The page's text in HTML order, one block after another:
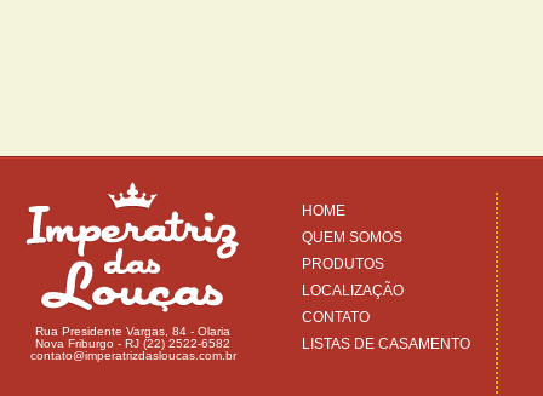
Rua Presidente Vargas, 84 - Olaria
Nova Friburgo - RJ (22) 2522-6582
contato@imperatrizdasloucas.com.br
HOME
QUEM SOMOS
PRODUTOS
LOCALIZAÇÃO
CONTATO
LISTAS DE CASAMENTO